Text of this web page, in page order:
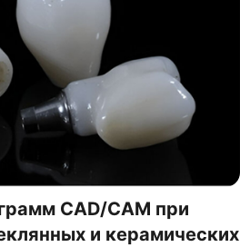
CAD/CAM при
и керамических